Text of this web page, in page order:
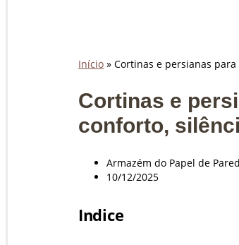
Início » Cortinas e persianas
Cortinas e
conforto,
Armazém do Papel de
10/12/2025
Indice